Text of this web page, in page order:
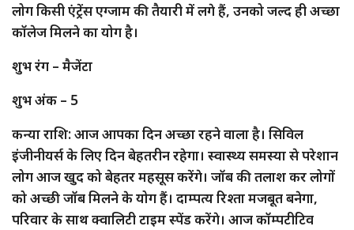
लोग किसी एंट्रेंस एग्जाम की तैयारी में लगे हैं, उनको जल्द ही अच्छा
कॉलेज मिलने का योग है।
शुभ रंग – मैजेंटा
शुभ अंक – 5
कन्या राशि: आज आपका दिन अच्छा रहने वाला है। सिविल
इंजीनीयर्स के लिए दिन बेहतरीन रहेगा। स्वास्थ्य समस्या से परेशान
लोग आज खुद को बेहतर महसूस करेंगे। जॉब की तलाश कर लोगों
को अच्छी जॉब मिलने के योग हैं। दाम्पत्य रिश्ता मजबूत बनेगा,
परिवार के साथ क्वालिटी टाइम स्पेंड करेंगे। आज कॉम्पटीटिव